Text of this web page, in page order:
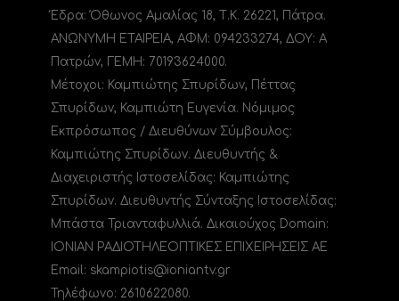
Έδρα: Όθωνος Αμαλίας 18, Τ.Κ. 26221, Πάτρα.
ΑΝΩΝΥΜΗ ΕΤΑΙΡΕΙΑ, ΑΦΜ: 094233274, ΔΟΥ: A
Πατρών, ΓΕΜΗ: 70193624000.
Μέτοχοι: Καμπιώτης Σπυρίδων, Πέττας
Σπυρίδων, Καμπιώτη Ευγενία. Νόμιμος
Εκπρόσωπος / Διευθύνων Σύμβουλος:
Καμπιώτης Σπυρίδων. Διευθυντής &
Διαχειριστής Ιστοσελίδας: Καμπιώτης
Σπυρίδων. Διευθυντής Σύνταξης Ιστοσελίδας:
Μπάστα Τριανταφυλλιά. Δικαιούχος Domain:
ΙΟΝΙΑΝ ΡΑΔΙΟΤΗΛΕΟΠΤΙΚΕΣ ΕΠΙΧΕΙΡΗΣΕΙΣ ΑΕ
Email: skampiotis@ioniantv.gr
Τηλέφωνο: 2610622080.